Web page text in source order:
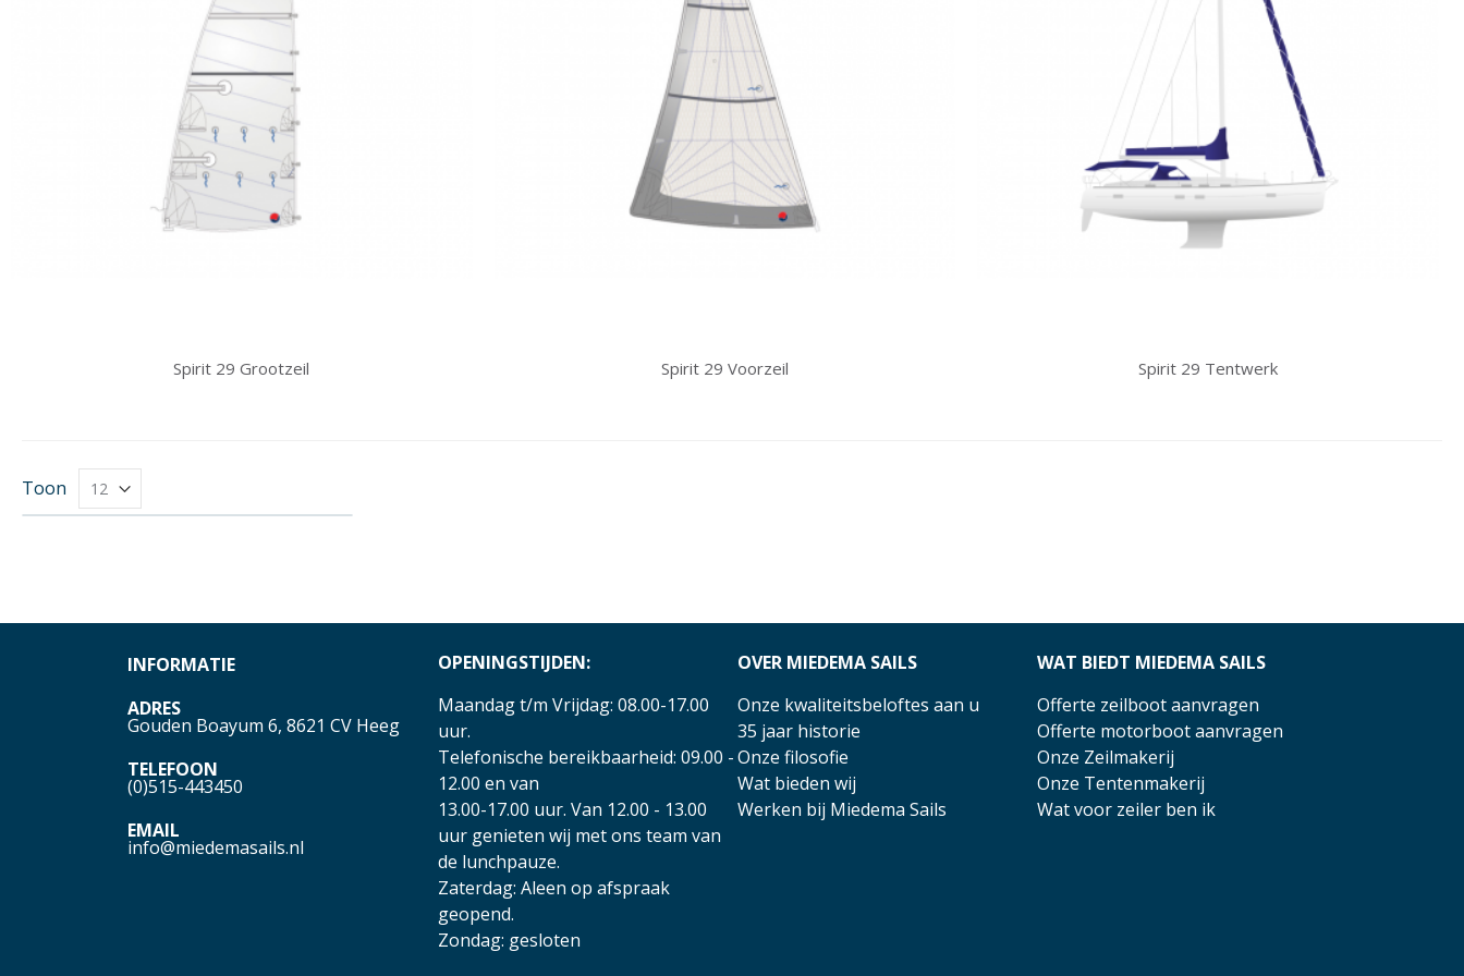
Spirit 29 Grootzeil Spirit 29 Voorzeil Spirit 29 Tentwerk
Toon
INFORMATIE
ADRES
Gouden Boayum 6, 8621 CV Heeg
TELEFOON
(0)515-443450
EMAIL
info@miedemasails.nl
OPENINGSTIJDEN:
Maandag t/m Vrijdag: 08.00-17.00
uur.
Telefonische bereikbaarheid: 09.00 -
12.00 en van
13.00-17.00 uur. Van 12.00 - 13.00
uur genieten wij met ons team van
de lunchpauze.
Zaterdag: Aleen op afspraak
geopend.
Zondag: gesloten
OVER MIEDEMA SAILS
Onze kwaliteitsbeloftes aan u
35 jaar historie
Onze filosofie
Wat bieden wij
Werken bij Miedema Sails
WAT BIEDT MIEDEMA SAILS
Offerte zeilboot aanvragen
Offerte motorboot aanvragen
Onze Zeilmakerij
Onze Tentenmakerij
Wat voor zeiler ben ik